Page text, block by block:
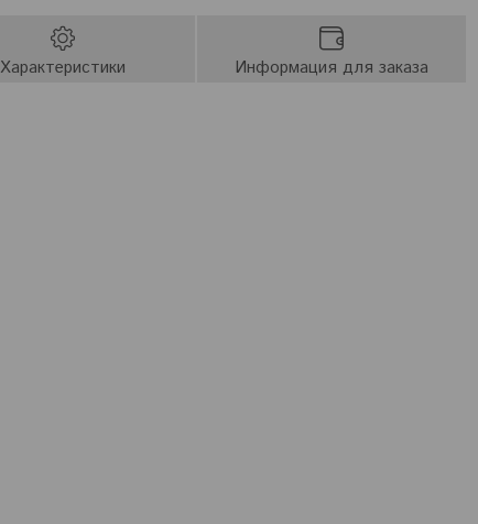
Характеристики Информация для заказа